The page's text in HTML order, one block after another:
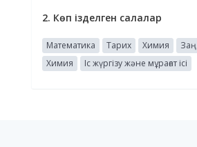
2. Көп ізделген салалар
Математика Тарих Химия Заң
Химия
Іс жүргізу және мұрағат ісі